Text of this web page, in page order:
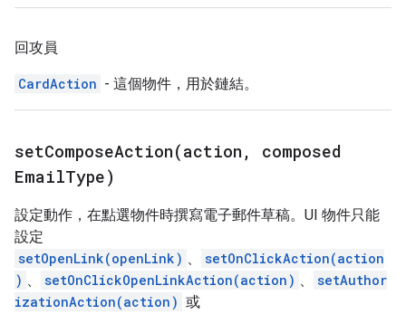
回攻員
CardAction - 這個物件，用於鏈結。
setComposeAction(action ,
composed
EmailType)
設定動作，在點選物件時撰寫電子郵件草稿。UI 物件只能
設定
setOpenLink(openLink) 、
setOnClickAction(action
) 、 setOnClickOpenLinkAction(action) 、
setAuthor
izationAction(action) 或